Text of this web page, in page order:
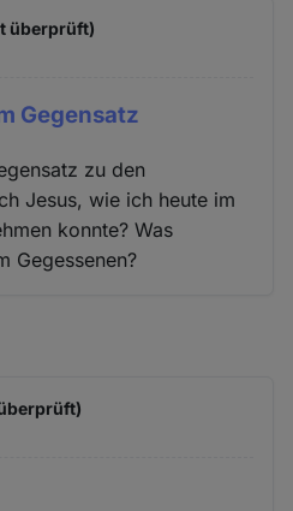
überprüft)
Gegensatz
zu den
Jesus, wie ich heute im
konnte? Was
Gegessenen?